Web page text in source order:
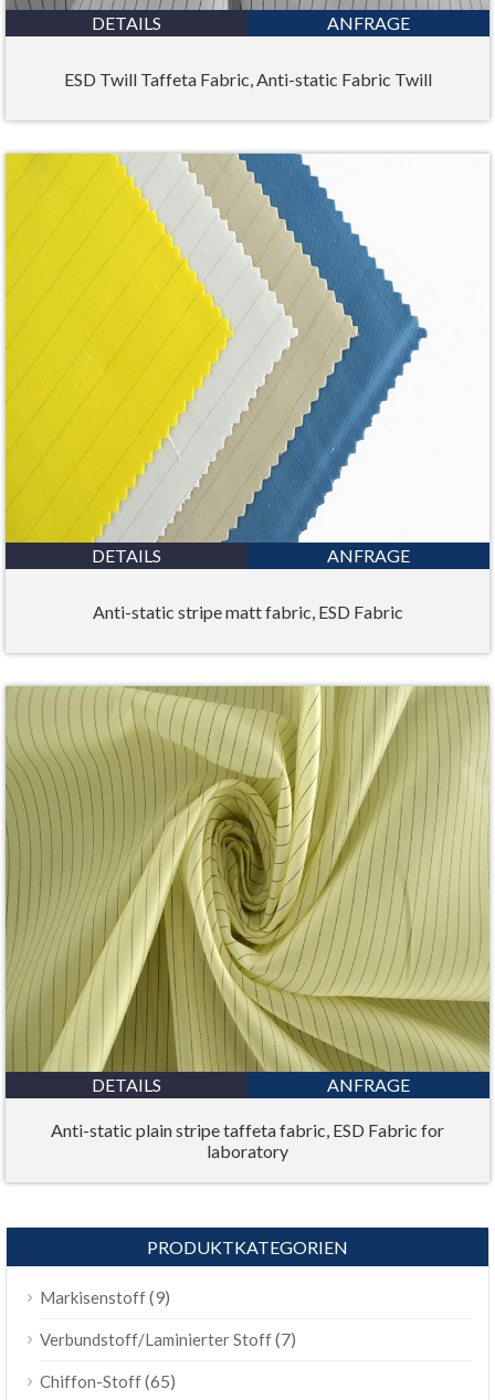
DETAILS ANFRAGE
ESD Twill Taffeta Fabric, Anti-static Fabric Twill
DETAILS ANFRAGE
Anti-static stripe matt fabric, ESD Fabric
DETAILS ANFRAGE
Anti-static plain stripe taffeta fabric, ESD Fabric for
laboratory
PRODUKTKATEGORIEN
Markisenstoff(9)
Verbundstoff/Laminierter Stoff(7)
Chiffon-Stoff(65)